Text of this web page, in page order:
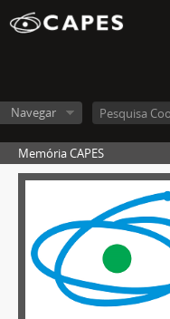
Navegar
Memória CAPES